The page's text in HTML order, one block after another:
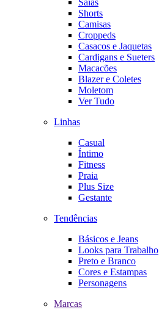
Shorts
Camisas
Croppeds
Casacos e Jaquetas
Cardigans e Sueters
Macacões
Blazer e Coletes
Moletom
Ver Tudo
Linhas
Casual
Íntimo
Fitness
Praia
Plus Size
Gestante
Tendências
Básicos e Jeans
Looks para Trabalho
Preto e Branco
Cores e Estampas
Personagens
Marcas